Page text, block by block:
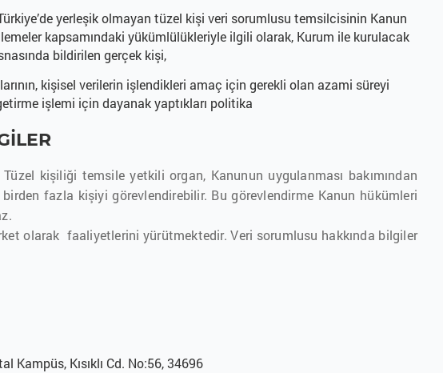
yerleşik olmayan tüzel kişi veri sorumlusu temsilcisinin Kanun
kapsamındaki yükümlülükleriyle ilgili olarak, Kurum ile kurulacak
bildirilen gerçek kişi,
kişisel verilerin işlendikleri amaç için gerekli olan azami süreyi
işlemi için dayanak yaptıkları politika
kişiliği temsile yetkili organ, Kanunun uygulanması bakımından
fazla kişiyi görevlendirebilir. Bu görevlendirme Kanun hükümleri
olarak faaliyetlerini yürütmektedir. Veri sorumlusu hakkında bilgiler
Kampüs, Kısıklı Cd. No:56, 34696